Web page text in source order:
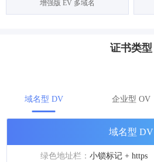
增强版 EV 多域名
证书类型
域名型 DV 企业型 OV
域名型 DV
绿色地址栏：小锁标记 + https